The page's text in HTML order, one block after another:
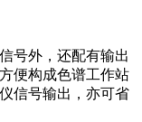
号外，还配有输出
便构成色谱工作站
信号输出，亦可省